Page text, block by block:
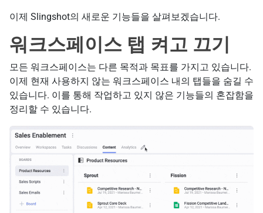
이제 Slingshot의 새로운 기능들을 살펴보겠습니다.
워크스페이스 탭 켜고 끄기
모든 워크스페이스는 다른 목적과 목표를 가지고 있습니다.
이제 현재 사용하지 않는 워크스페이스 내의 탭들을 숨길 수
있습니다. 이를 통해 작업하고 있지 않은 기능들의 혼잡함을
정리할 수 있습니다.